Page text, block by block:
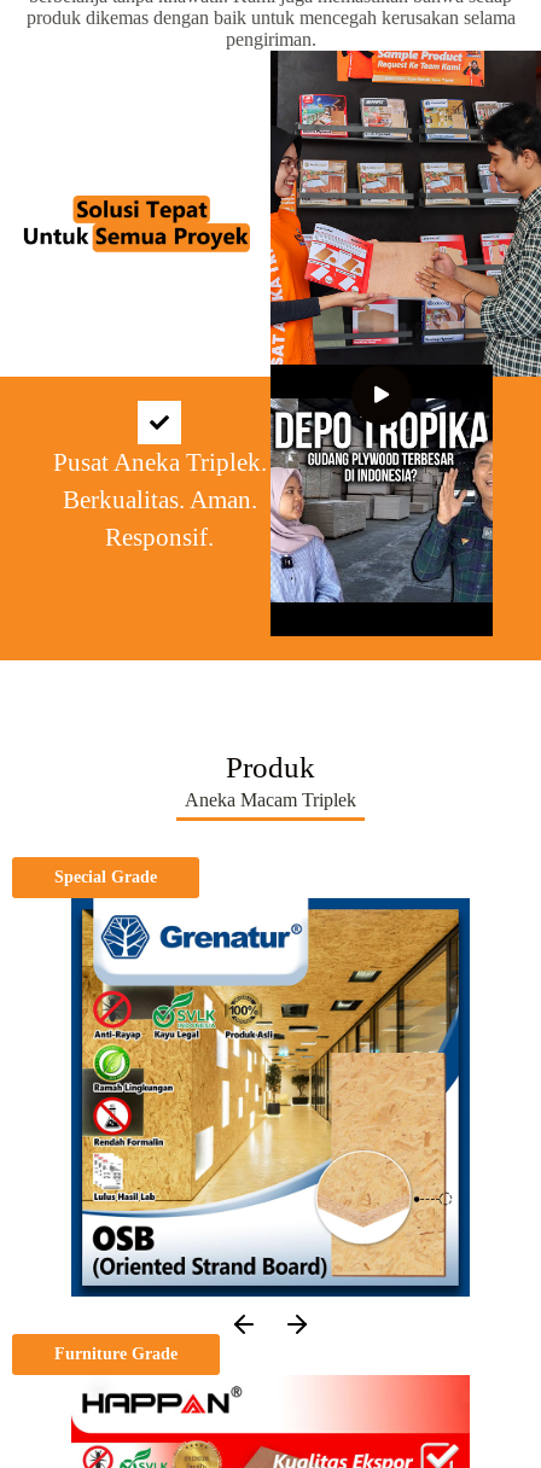
produk dikemas dengan baik untuk mencegah kerusakan selama
pengiriman.
Pusat Aneka Triplek.
Berkualitas. Aman.
Responsif.
Produk
Aneka Macam Triplek
Special Grade
Furniture Grade